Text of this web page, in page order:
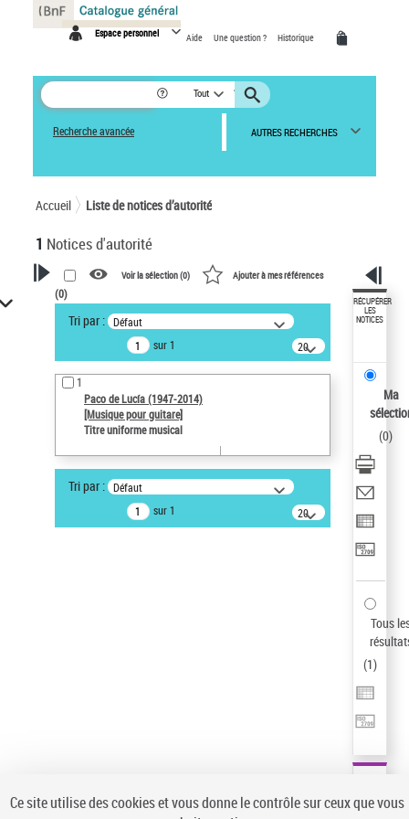
Espace personnel Aide Une question ? Historique
Tout
Recherche avancée AUTRES RECHERCHES
Accueil Liste de notices d’autorité
1 Notices d'autorité
VOTRE RECHERCHE
Recherche avancée dans les
notices d’autorité
Œuvres liées à l'auteur :
Paco de Lucía (1947-2014)
Type de notice d'autorité
ne s'applique pas
Sauvegarder votre recherche
Voir la sélection (0) Ajouter à mes références
(0)
Tri par : Défaut
sur 1
20
résultats/page
1
Paco de Lucía (1947-2014)
[Musique pour guitare]
Titre uniforme musical
Tri par : Défaut
sur 1
20
résultats/page
RÉCUPÉRER
LES
NOTICES
Ma
(0)
Tous
(1)
Panneau de gestion des cookies
Ce site utilise des cookies et vous donne le contrôle sur ceux que vous